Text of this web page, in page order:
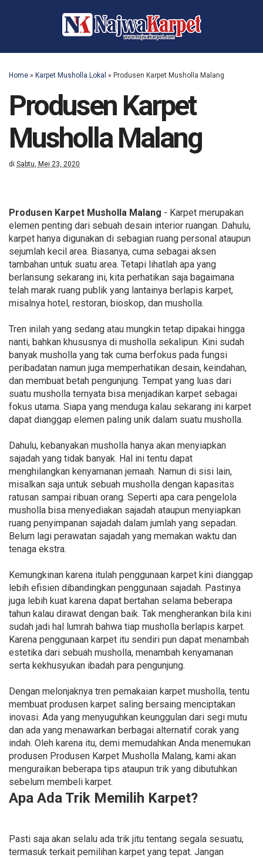
Home » Karpet Musholla Lokal » Produsen Karpet Musholla Malang
Produsen Karpet
Musholla Malang
di Sabtu, Mei 23, 2020
Produsen Karpet Musholla Malang - Karpet merupakan
elemen penting dari sebuah desain interior ruangan. Dahulu,
karpet hanya digunakan di sebagian ruang personal ataupun
sejumlah kecil area. Biasanya, cuma sebagai aksen
tambahan untuk suatu area. Tetapi lihatlah apa yang
berlansung sekarang ini, kita perhatikan saja bagaimana
telah marak ruang publik yang lantainya berlapis karpet,
misalnya hotel, restoran, bioskop, dan musholla.
Tren inilah yang sedang atau mungkin tetap dipakai hingga
nanti, bahkan khususnya di musholla sekalipun. Kini sudah
banyak musholla yang tak cuma berfokus pada fungsi
peribadatan namun juga memperhatikan desain, keindahan,
dan membuat betah pengunjung. Tempat yang luas dari
suatu musholla ternyata bisa menjadikan karpet sebagai
fokus utama. Siapa yang menduga kalau sekarang ini karpet
dapat dianggap elemen paling unik dalam suatu musholla.
Dahulu, kebanyakan musholla hanya akan menyiapkan
sajadah yang tidak banyak. Hal ini tentu dapat
menghilangkan kenyamanan jemaah. Namun di sisi lain,
misalkan saja untuk sebuah musholla dengan kapasitas
ratusan sampai ribuan orang. Seperti apa cara pengelola
musholla bisa menyediakan sajadah ataupun menyiapkan
ruang penyimpanan sajadah dalam jumlah yang sepadan.
Belum lagi perawatan sajadah yang memakan waktu dan
tenaga ekstra.
Kemungkinan karena itulah penggunaan karpet kini dianggap
lebih efisien dibandingkan penggunaan sajadah. Pastinya
juga lebih kuat karena dapat bertahan selama beberapa
tahun kalau dirawat dengan baik. Tak mengherankan bila kini
sudah jadi hal lumrah bahwa tiap musholla berlapis karpet.
Karena penggunaan karpet itu sendiri pun dapat menambah
estetika dari sebuah musholla, menambah kenyamanan
serta kekhusyukan ibadah para pengunjung.
Dengan melonjaknya tren pemakaian karpet musholla, tentu
membuat produsen karpet saling bersaing menciptakan
inovasi. Ada yang menyuguhkan keunggulan dari segi mutu
dan ada yang menawarkan berbagai alternatif corak yang
indah. Oleh karena itu, demi memudahkan Anda menemukan
produsen Produsen Karpet Musholla Malang, kami akan
menguraikan beberapa tips ataupun trik yang dibutuhkan
sebelum membeli karpet.
Apa Ada Trik Memilih Karpet?
Pasti saja akan selalu ada trik jitu tentang segala sesuatu,
termasuk terkait pemilihan karpet yang tepat. Jangan